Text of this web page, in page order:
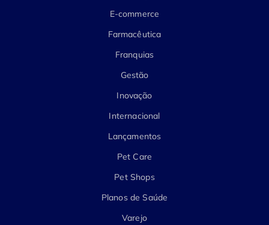
E-commerce
Farmacêutica
Franquias
Gestão
Inovação
Internacional
Lançamentos
Pet Care
Pet Shops
Planos de Saúde
Varejo